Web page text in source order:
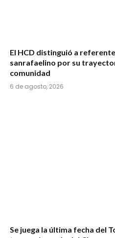
El HCD distinguió a
sanrafaelino por su
comunidad
6 de agosto, 2026
Se juega la última fecha del